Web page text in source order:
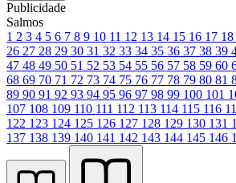
Publicidade
Salmos
1 2 3 4 5 6 7 8 9 10 11 12 13 14 15 16 17 18
26 27 28 29 30 31 32 33 34 35 36 37 38 39
47 48 49 50 51 52 53 54 55 56 57 58 59 60
68 69 70 71 72 73 74 75 76 77 78 79 80 81
89 90 91 92 93 94 95 96 97 98 99 100 101
107 108 109 110 111 112 113 114 115 116
122 123 124 125 126 127 128 129 130 131
137 138 139 140 141 142 143 144 145 146